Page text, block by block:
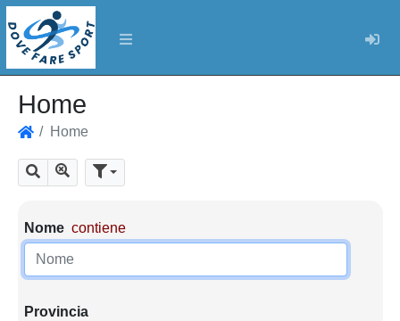
Home
Home
Cerca Mostra tutti i risultati
Parametri di ricerca
Nome contiene
Provincia